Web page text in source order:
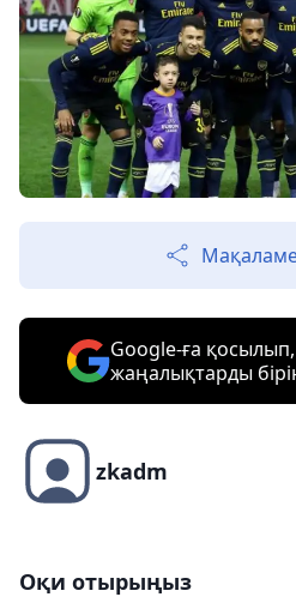
Google-ға қосылып,
жаңалықтарды
zkadm
Оқи отырыңыз